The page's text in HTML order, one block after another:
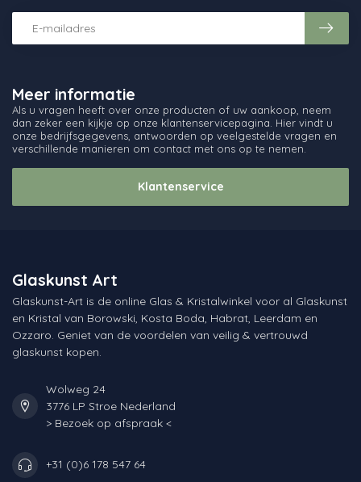
Meer informatie
Als u vragen heeft over onze producten of uw aankoop, neem
dan zeker een kijkje op onze klantenservicepagina. Hier vindt u
onze bedrijfsgegevens, antwoorden op veelgestelde vragen en
verschillende manieren om contact met ons op te nemen.
Klantenservice
Glaskunst Art
Glaskunst-Art is de online Glas & Kristalwinkel voor al Glaskunst
en Kristal van Borowski, Kosta Boda, Habrat, Leerdam en
Ozzaro. Geniet van de voordelen van veilig & vertrouwd
glaskunst kopen.
Wolweg 24
3776 LP Stroe Nederland
> Bezoek op afspraak <
+31 (0)6 178 547 64